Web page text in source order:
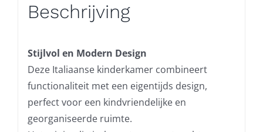
Beschrijving
Stijlvol en Modern Design
Deze Italiaanse kinderkamer combineert
functionaliteit met een eigentijds design,
perfect voor een kindvriendelijke en
georganiseerde ruimte.